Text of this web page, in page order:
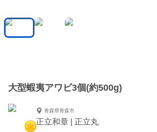
大型蝦夷アワビ3個(約500g)
青森県青森市
正立和章 | 正立丸